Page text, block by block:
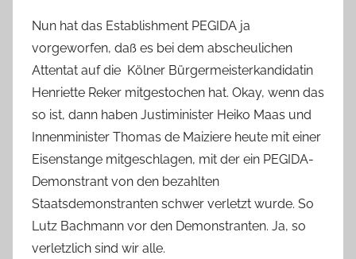
Nun hat das Establishment PEGIDA ja
vorgeworfen, daß es bei dem abscheulichen
Attentat auf die Kölner Bürgermeisterkandidatin
Henriette Reker mitgestochen hat. Okay, wenn das
so ist, dann haben Justiminister Heiko Maas und
Innenminister Thomas de Maiziere heute mit einer
Eisenstange mitgeschlagen, mit der ein PEGIDA-
Demonstrant von den bezahlten
Staatsdemonstranten schwer verletzt wurde. So
Lutz Bachmann vor den Demonstranten. Ja, so
verletzlich sind wir alle.